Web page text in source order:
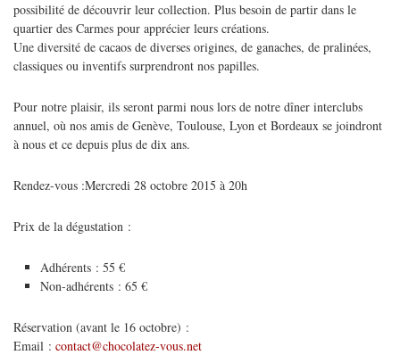
possibilité de découvrir leur collection. Plus besoin de partir dans le
quartier des Carmes pour apprécier leurs créations.
Une diversité de cacaos de diverses origines, de ganaches, de pralinées,
classiques ou inventifs surprendront nos papilles.
Pour notre plaisir, ils seront parmi nous lors de notre dîner interclubs
annuel, où nos amis de Genève, Toulouse, Lyon et Bordeaux se joindront
à nous et ce depuis plus de dix ans.
Rendez-vous :Mercredi 28 octobre 2015 à 20h
Prix de la dégustation :
Adhérents : 55 €
Non-adhérents : 65 €
Réservation (avant le 16 octobre) :
Email : contact@chocolatez-vous.net